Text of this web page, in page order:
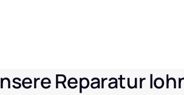
Reparatur